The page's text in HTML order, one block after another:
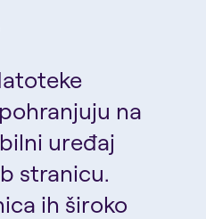
na
uređaj
stranicu.
ih široko